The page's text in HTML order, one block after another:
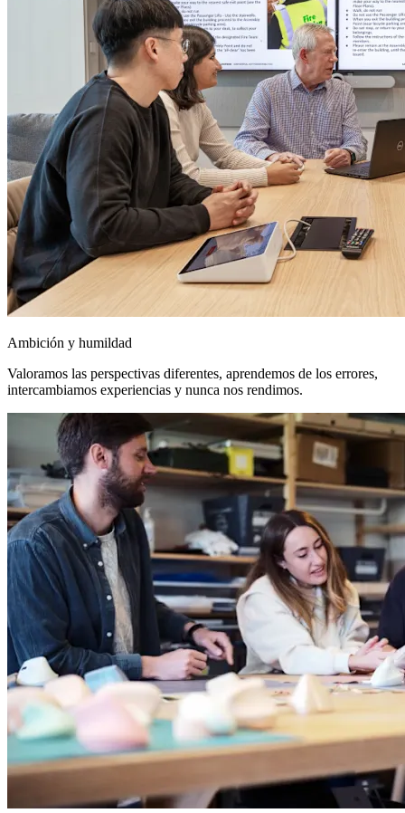
Ambición y humildad
Valoramos las perspectivas diferentes, aprendemos de los errores,
intercambiamos experiencias y nunca nos rendimos.